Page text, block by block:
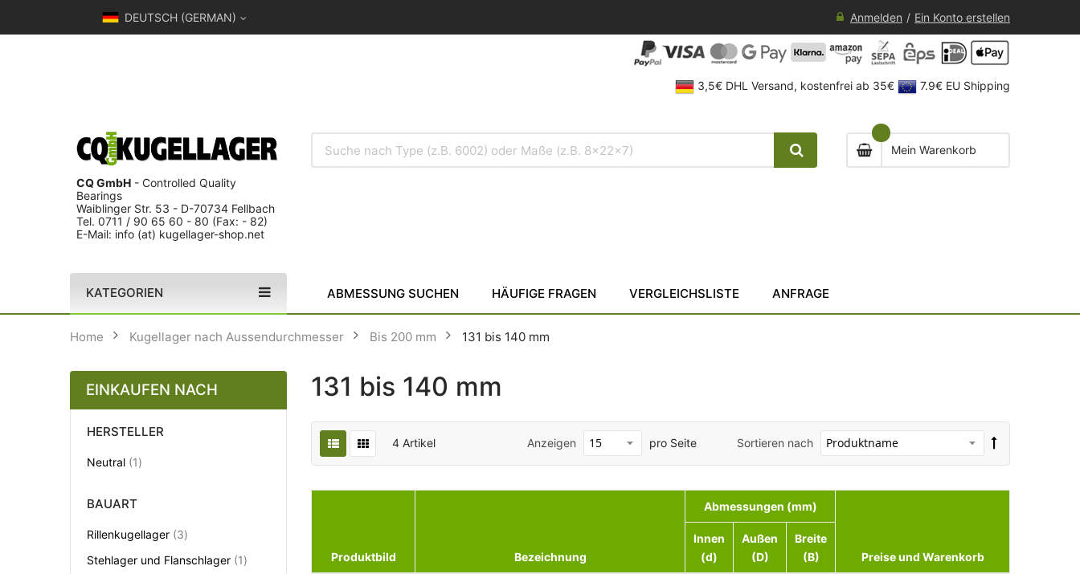
DEUTSCH (GERMAN) Anmelden Ein Konto erstellen
3,5€ DHL Versand, kostenfrei ab 35€ 7.9€ EU Shipping
CQ GmbH - Controlled Quality
Bearings
Waiblinger Str. 53 - D-70734 Fellbach
Tel. 0711 / 90 65 60 - 80 (Fax: - 82)
E-Mail: info (at) kugellager-shop.net
Mein Warenkorb
KATEGORIEN ABMESSUNG SUCHEN HÄUFIGE FRAGEN VERGLEICHSLISTE ANFRAGE
Home Kugellager nach Aussendurchmesser Bis 200 mm 131 bis 140 mm
131 bis 140 mm
4 Artikel Sortieren nach
Anzeigen pro Seite
Produktbild Bezeichnung
Abmessungen (mm)
Preise und Warenkorb
Innen
(d)
Außen
(D)
Breite
(B)
EINKAUFEN NACH
HERSTELLER
Neutral 1Artikel
BAUART
Rillenkugellager 3Artikel
Stehlager und Flanschlager 1Artikel